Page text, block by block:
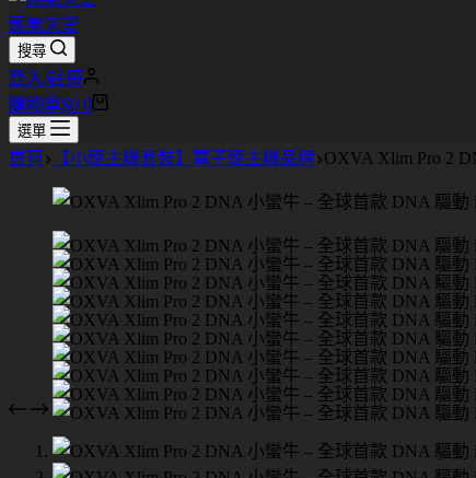
蒸氣天堂
搜尋
登入/註冊
購物車$0 0
選單
首頁 【小煙主機套裝】電子煙主機品牌 OXVA Xlim Pro 2